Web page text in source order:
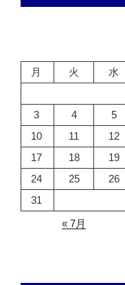
月
火 水
3
4 5
10
11 12
17
18 19
24
25 26
31
« 7月